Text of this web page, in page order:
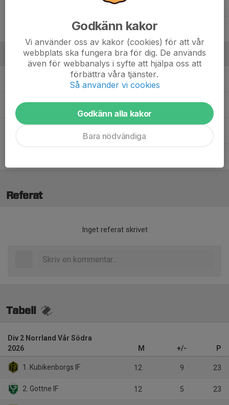
49. Joar Brounéus
Ledare
Anders SköldqvistMaterialförvaltare
Andreas TagessonHuvudtränare
Målvaktstränare
Referat
Inget referat skrivet
Tabell
Div 2 Norrland Vår Södra
2026
M +/- P
1. Kubikenborgs IF 12 9 23
2. Gottne IF 12 5 23
Godkänn kakor
Vi använder oss av kakor (cookies) för att vår
webbplats ska fungera bra för dig. De används
även för webbanalys i syfte att hjälpa oss att
förbättra våra tjänster.
Så använder vi cookies
Godkänn alla kakor
Bara nödvändiga